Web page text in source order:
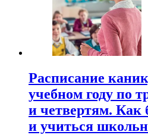
Расписание
учебном году по
и четвертям. Как
и учиться